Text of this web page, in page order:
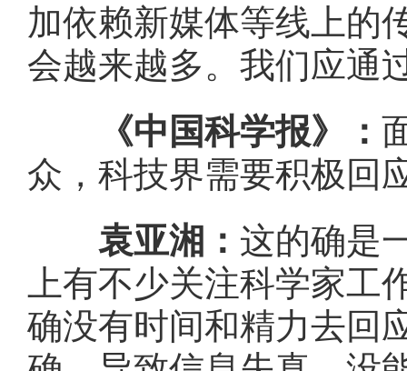
加依赖新媒体等线上的
会越来越多。我们应通
《中国科学报》：
众，科技界需要积极回
袁亚湘： 这的确是
上有不少关注科学家
确没有时间和精力去回